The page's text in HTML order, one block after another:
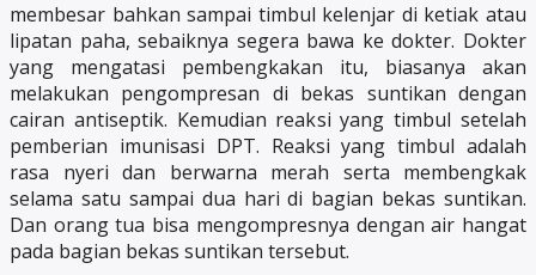
membesar bahkan sampai timbul kelenjar di ketiak atau
lipatan paha, sebaiknya segera bawa ke dokter. Dokter
yang mengatasi pembengkakan itu, biasanya akan
melakukan pengompresan di bekas suntikan dengan
cairan antiseptik. Kemudian reaksi yang timbul setelah
pemberian imunisasi DPT. Reaksi yang timbul adalah
rasa nyeri dan berwarna merah serta membengkak
selama satu sampai dua hari di bagian bekas suntikan.
Dan orang tua bisa mengompresnya dengan air hangat
pada bagian bekas suntikan tersebut.